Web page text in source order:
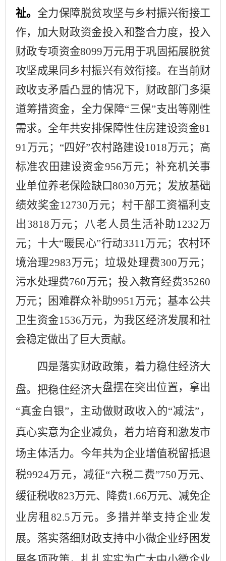
祉。 全力保障脱贫攻坚与乡村振兴衔接工
作，加大财政资金投入和整合力度，投入
财政专项资金8099万元用于巩固拓展脱贫
攻坚成果同乡村振兴有效衔接。在当前财
政收支矛盾凸显的情况下，财政部门多渠
道筹措资金，全力保障“三保”支出等刚性
需求。全年共安排保障性住房建设资金81
91万元；“四好”农村路建设1018万元；高
标准农田建设资金956万元； 补充机关事
业单位养老保险缺口8030万元； 发放基础
绩效奖金12730万元；村干部工资福利支
出 3818万元；八老人员生活补助 1232万
元； 十大“暖民心”行动3311万元； 农村环
境治理2983万元；垃圾处理费300万元；
污水处理费760万元；投入教育经费35260
万元；困难群众补助9951万元； 基本公共
卫生资金1536万元，为我区经济发展和社
会稳定做出了 巨大贡献。
四是落实财政政策，着力稳住经济大
盘。 把稳住经济大盘摆在突出位置，拿出
“真金白银”，主动做财政收入的“减法”，
真心实意为企业减负，着力培育和激发市
场主体活力。今年共为企业增值税留抵退
税9924万元，减征“六税二费”750万元、
缓征税收823万元、降费1.66万元、减免企
业房租 82.5万元。多措并举支持企业发
展。落实落细财政支持中小微企业纾困发